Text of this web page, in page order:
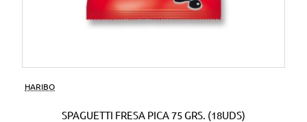
HARIBO
SPAGUETTI FRESA PICA 75 GRS. (18UDS)